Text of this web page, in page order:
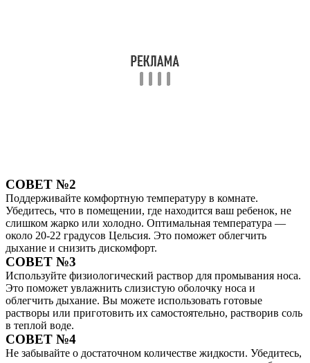
СОВЕТ №2
Поддерживайте комфортную температуру в комнате.
Убедитесь, что в помещении, где находится ваш ребенок, не
слишком жарко или холодно. Оптимальная температура —
около 20-22 градусов Цельсия. Это поможет облегчить
дыхание и снизить дискомфорт.
СОВЕТ №3
Используйте физиологический раствор для промывания носа.
Это поможет увлажнить слизистую оболочку носа и
облегчить дыхание. Вы можете использовать готовые
растворы или приготовить их самостоятельно, растворив соль
в теплой воде.
СОВЕТ №4
Не забывайте о достаточном количестве жидкости. Убедитесь,